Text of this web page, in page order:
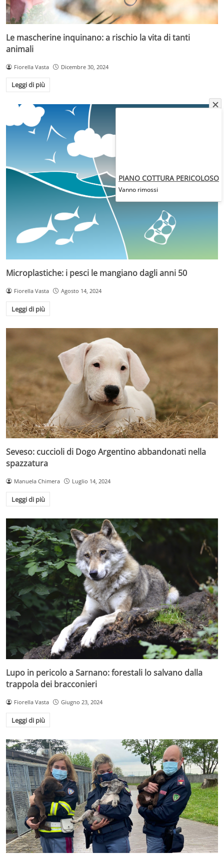
Le mascherine inquinano: a rischio la vita di tanti
animali
Fiorella Vasta Dicembre 30, 2024
Leggi di più
Microplastiche: i pesci le mangiano dagli anni 50
Fiorella Vasta Agosto 14, 2024
Leggi di più
Seveso: cuccioli di Dogo Argentino abbandonati nella
spazzatura
Manuela Chimera Luglio 14, 2024
Leggi di più
Lupo in pericolo a Sarnano: forestali lo salvano dalla
trappola dei bracconieri
Fiorella Vasta Giugno 23, 2024
Leggi di più
PIANO COTTURA PERICOLOSO
Vanno rimossi